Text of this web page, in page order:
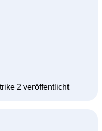
2 veröffentlicht